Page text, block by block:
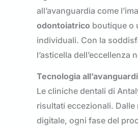
all’avanguardia come
odontoiatrico boutique o
individuali. Con la
l’asticella
Tecnologia
Le cliniche dentali di
risultati eccezionali.
digitale, ogni fase del